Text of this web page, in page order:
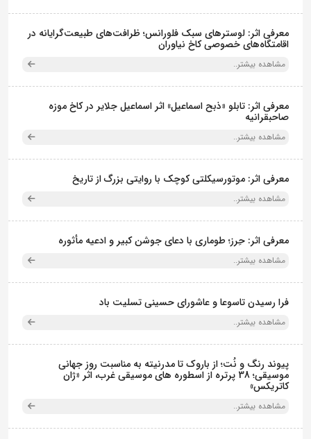
معرفی اثر: لوسترهای سبک فلورانس؛ ظرافت‌های طبیعت‌گرایانه در
اقامتگاه‌های خصوصی کاخ نیاوران
مشاهده بیشتر..
معرفی اثر: تابلو «ذبح اسماعیل» اثر اسماعیل جلایر در کاخ موزه
صاحبقرانیه
مشاهده بیشتر..
معرفی اثر: موتورسیکلتی کوچک با روایتی بزرگ از تاریخ
مشاهده بیشتر..
معرفی اثر: حِرز؛ طوماری با دعای جوشن کبیر و ادعیه مأثوره
مشاهده بیشتر..
فرا رسیدن تاسوعا و عاشورای حسینی تسلیت باد
مشاهده بیشتر..
پیوند رنگ و نُت؛ از باروک تا مدرنیته به مناسبت روز جهانی
موسیقی؛ 38 پرتره از اسطوره های موسیقی غرب، اثر «ژان
کاتریکس»
مشاهده بیشتر..